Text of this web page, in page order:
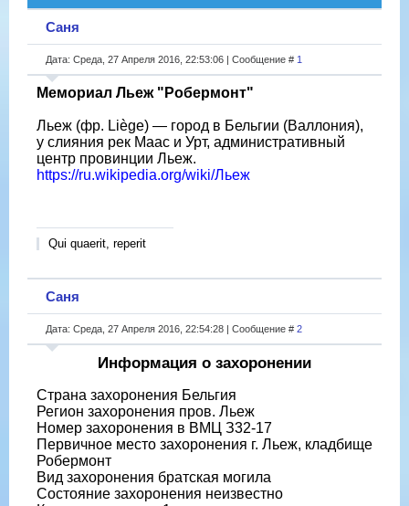
Саня
Дата: Среда, 27 Апреля 2016, 22:53:06 | Сообщение # 1
Мемориал Льеж "Робермонт"
Льеж (фр. Liège) — город в Бельгии (Валлония),
у слияния рек Маас и Урт, административный
центр провинции Льеж.
https://ru.wikipedia.org/wiki/Льеж
Qui quaerit, reperit
Саня
Дата: Среда, 27 Апреля 2016, 22:54:28 | Сообщение # 2
Информация о захоронении
Страна захоронения Бельгия
Регион захоронения пров. Льеж
Номер захоронения в ВМЦ З32-17
Первичное место захоронения г. Льеж, кладбище
Робермонт
Вид захоронения братская могила
Состояние захоронения неизвестно